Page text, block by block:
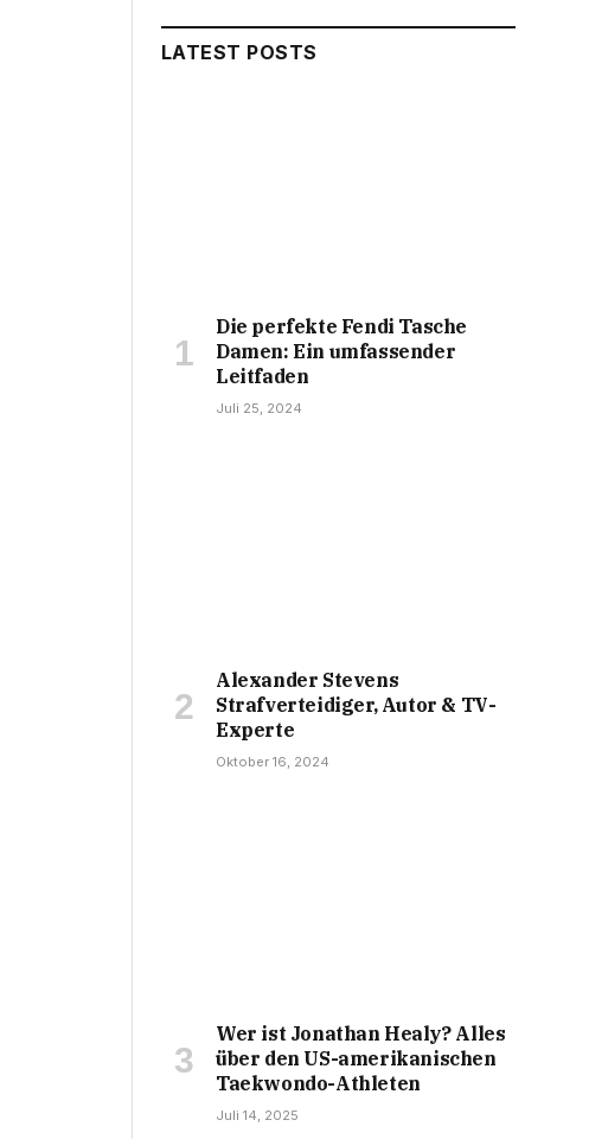
LATEST POSTS
Die perfekte Fendi Tasche
Damen: Ein umfassender
Leitfaden
Juli 25, 2024
Alexander Stevens
Strafverteidiger, Autor & TV-
Experte
Oktober 16, 2024
Wer ist Jonathan Healy? Alles
über den US-amerikanischen
Taekwondo-Athleten
Juli 14, 2025